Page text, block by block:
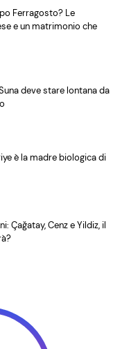
Ferragosto? Le
e un matrimonio che
deve stare lontana da
è la madre biologica di
Çağatay, Cenz e Yildiz, il